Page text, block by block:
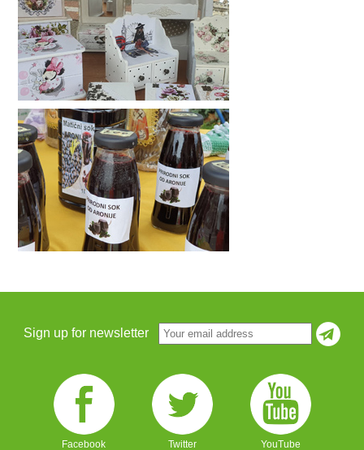
Sign up for newsletter
Facebook Twitter YouTube